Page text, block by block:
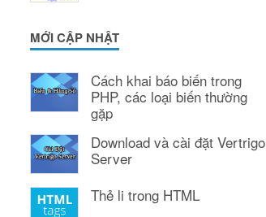
MỚI CẬP NHẬT
Cách khai báo biến trong
PHP, các loại biến thường
gặp
Download và cài đặt Vertrigo
Server
Thẻ li trong HTML